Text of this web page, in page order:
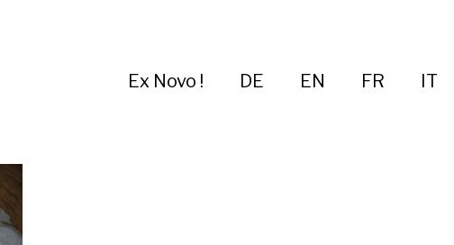
Ex Novo ! DE EN FR IT